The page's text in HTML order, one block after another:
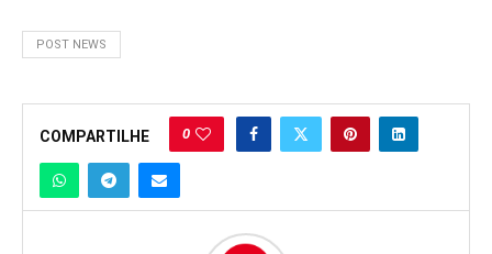
POST NEWS
COMPARTILHE 0